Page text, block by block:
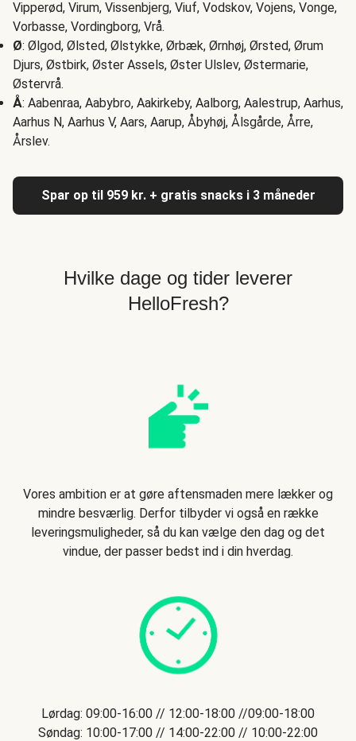
Vipperød, Virum, Vissenbjerg, Viuf, Vodskov, Vojens, Vonge,
Vorbasse, Vordingborg, Vrå.
Ø: Ølgod, Ølsted, Ølstykke, Ørbæk, Ørnhøj, Ørsted, Ørum
Djurs, Østbirk, Øster Assels, Øster Ulslev, Østermarie,
Østervrå.
Å: Aabenraa, Aabybro, Aakirkeby, Aalborg, Aalestrup, Aarhus,
Aarhus N, Aarhus V, Aars, Aarup, Åbyhøj, Ålsgårde, Årre,
Årslev.
Spar op til 959 kr. + gratis snacks i 3 måneder
Hvilke dage og tider leverer
HelloFresh?
Vores ambition er at gøre aftensmaden mere lækker og
mindre besværlig. Derfor tilbyder vi også en række
leveringsmuligheder, så du kan vælge den dag og det
vindue, der passer bedst ind i din hverdag.
Lørdag: 09:00-16:00 // 12:00-18:00 //09:00-18:00
Søndag: 10:00-17:00 // 14:00-22:00 // 10:00-22:00